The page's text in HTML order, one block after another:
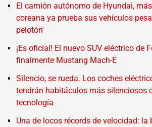
El camión autónomo de Hyundai,
coreana ya prueba sus vehículos
pelotón'
¡Es oficial! El nuevo SUV eléctrico de
finalmente Mustang Mach-E
Silencio, se rueda. Los coches
tendrán habitáculos más silenciosos
tecnología
Una de locos récords de velocidad: la